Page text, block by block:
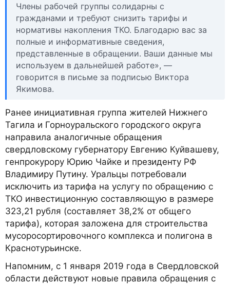
Члены рабочей группы солидарны с
гражданами и требуют снизить тарифы и
нормативы накопления ТКО. Благодарю вас за
полные и информативные сведения,
представленные в обращении. Ваши данные мы
используем в дальнейшей работе», —
говорится в письме за подписью Виктора
Якимова.
Ранее инициативная группа жителей Нижнего
Тагила и Горноуральского городского округа
направила аналогичные обращения
свердловскому губернатору Евгению Куйвашеву,
генпрокурору Юрию Чайке и президенту РФ
Владимиру Путину. Уральцы потребовали
исключить из тарифа на услугу по обращению с
ТКО инвестиционную составляющую в размере
323,21 рубля (составляет 38,2% от общего
тарифа), которая заложена для строительства
мусоросортировочного комплекса и полигона в
Краснотурьинске.
Напомним, с 1 января 2019 года в Свердловской
области действуют новые правила обращения с